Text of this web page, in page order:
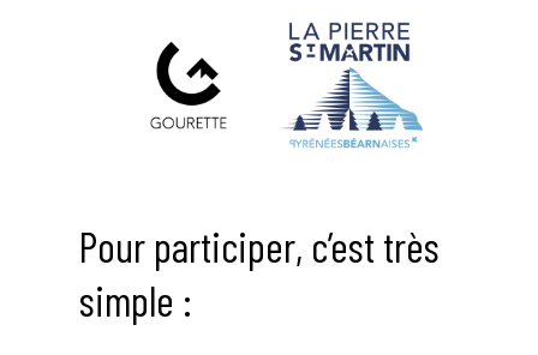
Pour participer, c’est très
simple :